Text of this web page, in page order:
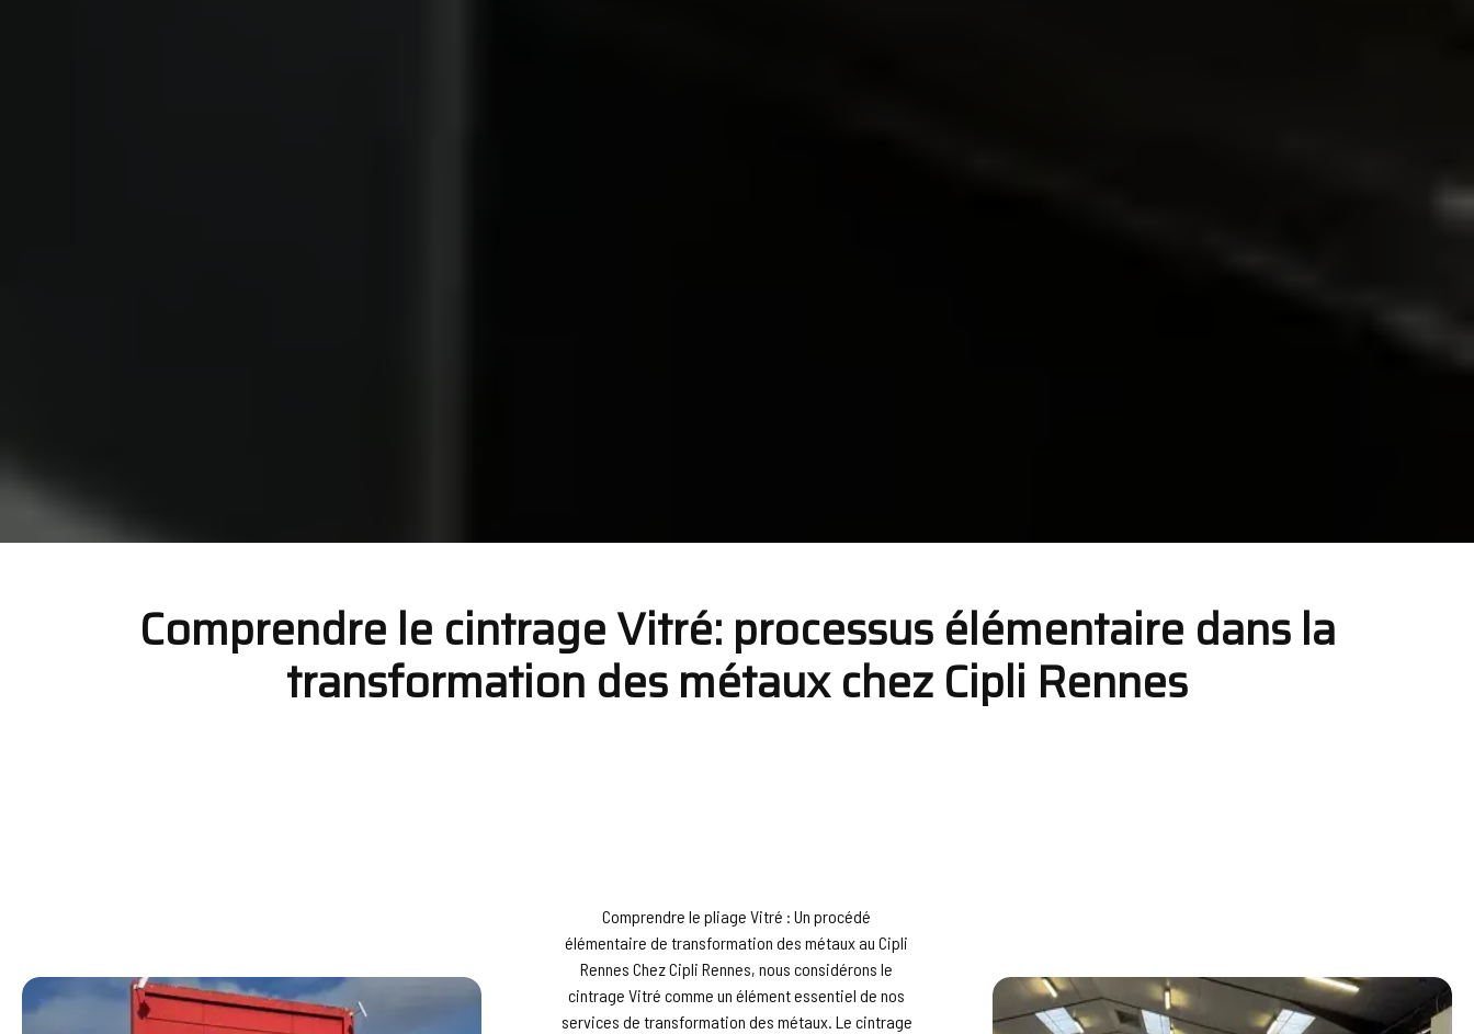
Comprendre le cintrage Vitré: processus élémentaire dans la
transformation des métaux chez Cipli Rennes
Comprendre le pliage Vitré : Un procédé
élémentaire de transformation des métaux au Cipli
Rennes Chez Cipli Rennes, nous considérons le
cintrage Vitré comme un élément essentiel de nos
services de transformation des métaux. Le cintrage